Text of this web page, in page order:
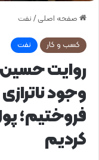
صفحه اصلی / نفت
کسب و کار نفت
روایت حسین
وجود ناترازی
فروختیم؛
کردیم